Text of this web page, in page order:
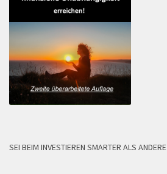
SEI BEIM INVESTIEREN SMARTER ALS ANDERE